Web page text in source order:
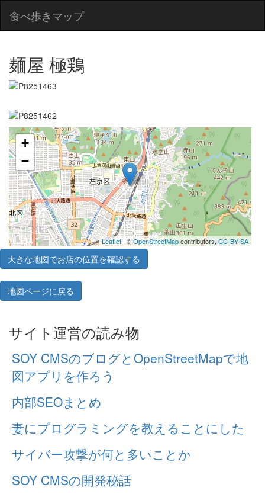
食べ歩きマップ
麺屋 極鶏
+
−
Leaflet| ©OpenStreetMapcontributors,CC-BY-SA
大きな地図でお店の位置を確認する
地図ページに戻る
サイト運営の読み物
SOY CMSのブログとOpenStreetMapで地
図アプリを作ろう
内部SEOまとめ
妻にプログラミングを教えることにした
サイバー攻撃が何と多いことか
SOY CMSの開発秘話